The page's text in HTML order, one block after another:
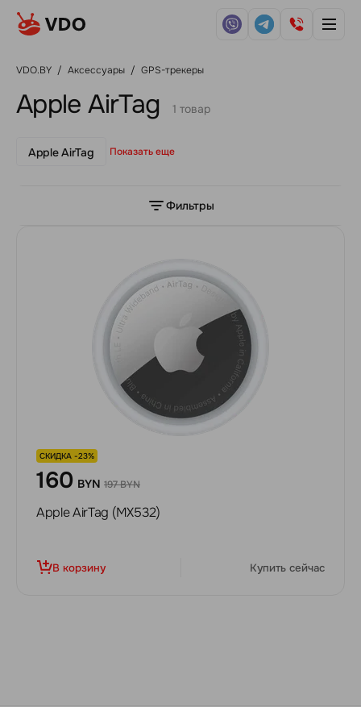
VDO.BY / Аксессуары / GPS-трекеры
Apple AirTag 1 товар
Apple AirTag Показать еще
Фильтры
СКИДКА -23%
160 BYN 197 BYN
Apple AirTag (MX532)
В корзину Купить сейчас